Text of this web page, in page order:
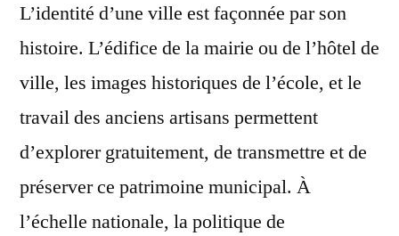
L’identité d’une ville est façonnée par son
histoire. L’édifice de la mairie ou de l’hôtel de
ville, les images historiques de l’école, et le
travail des anciens artisans permettent
d’explorer gratuitement, de transmettre et de
préserver ce patrimoine municipal. À
l’échelle nationale, la politique de